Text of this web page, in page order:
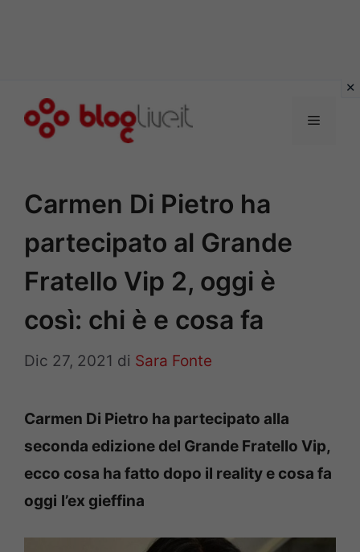
Menu
Carmen Di Pietro ha
partecipato al Grande
Fratello Vip 2, oggi è
così: chi è e cosa fa
Dic 27, 2021 di Sara Fonte
Carmen Di Pietro ha partecipato alla
seconda edizione del Grande Fratello Vip,
ecco cosa ha fatto dopo il reality e cosa fa
oggi l’ex gieffina